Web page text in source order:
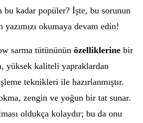
bu kadar popüler? İşte, bu sorunun
yazımızı okumaya devam edin!
sarma tütününün özelliklerine bir
yüksek kaliteli yapraklardan
teknikleri ile hazırlanmıştır.
zengin ve yoğun bir tat sunar.
oldukça kolaydır; bu da onu